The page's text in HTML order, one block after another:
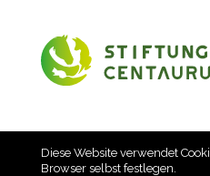
Diese Website verwendet
Browser selbst festlegen.